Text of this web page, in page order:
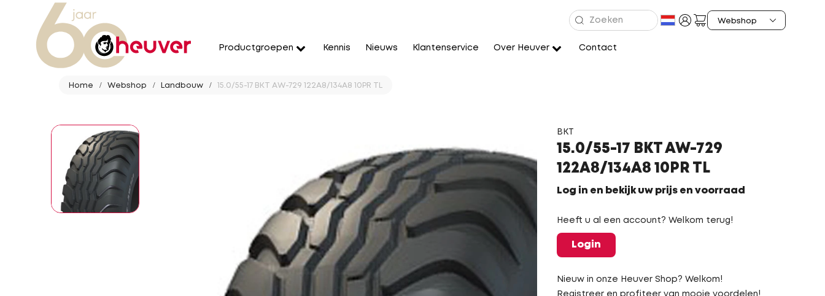
Productgroepen Kennis Nieuws Klantenservice Over Heuver Contact
Home Webshop Landbouw 15.0/55-17 BKT AW-729 122A8/134A8 10PR TL
BKT
15.0/55-17 BKT AW-729
122A8/134A8 10PR TL
Log in en bekijk uw prijs en voorraad
Heeft u al een account? Welkom terug!
Login
Nieuw in onze Heuver Shop? Welkom!
Registreer en profiteer van mooie voordelen!